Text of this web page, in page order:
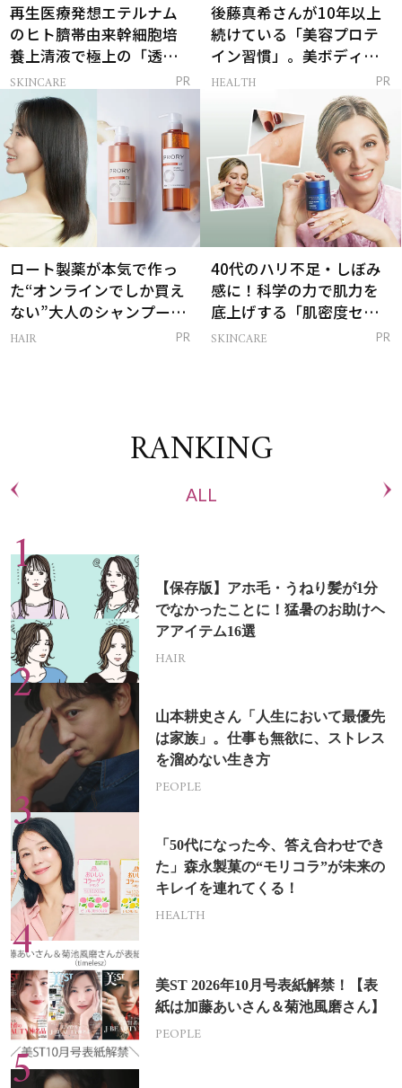
再生医療発想エテルナム
のヒト臍帯由来幹細胞培
養上清液で極上の「透明
感ハリ肌」へ
SKINCARE PR
後藤真希さんが10年以上
続けている「美容プロテ
イン習慣」。美ボディを
支える朝ルーティンと
HEALTH PR
ロート製薬が本気で作っ
た“オンラインでしか買え
ない”大人のシャンプー＆
トリートメントって？
HAIR PR
40代のハリ不足・しぼみ
感に！科学の力で肌力を
底上げする「肌密度セラ
ム」
SKINCARE PR
RANKING
ALL
【保存版】アホ毛・うねり髪が1分
でなかったことに！猛暑のお助けヘ
アアイテム16選
HAIR
山本耕史さん「人生において最優先
は家族」。仕事も無欲に、ストレス
を溜めない生き方
PEOPLE
「50代になった今、答え合わせでき
た」森永製菓の“モリコラ”が未来の
キレイを連れてくる！
HEALTH
美ST 2026年10月号表紙解禁！【表
紙は加藤あいさん＆菊池風磨さん】
PEOPLE